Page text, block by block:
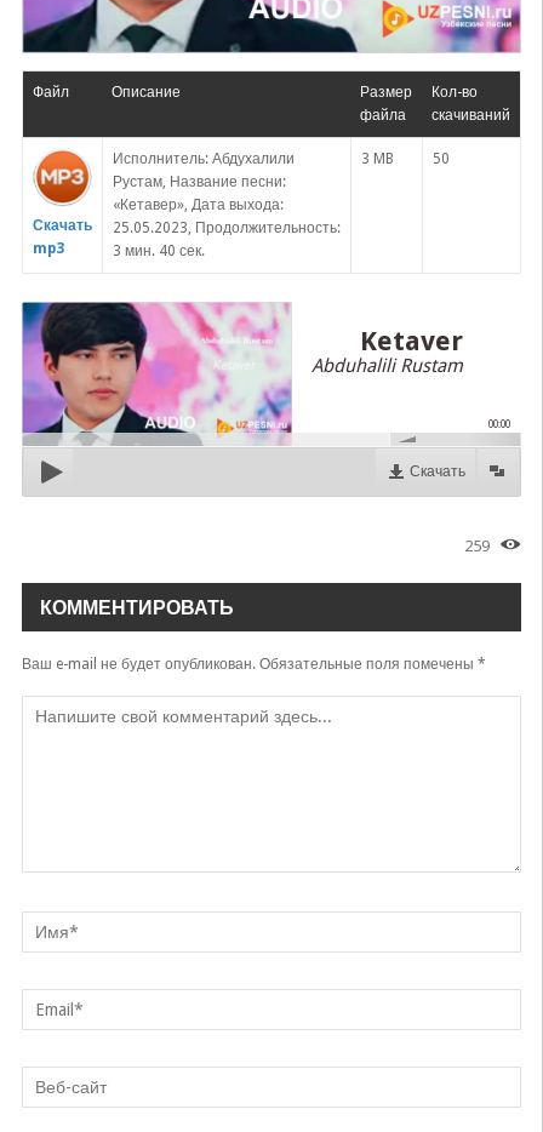
Файл Описание
Размер
файла
Кол-во
скачиваний
Скачать
mp3
Исполнитель: Абдухалили
Рустам, Название песни:
«Кетавер», Дата выхода:
25.05.2023, Продолжительность:
3 мин. 40 сек.
3 MB 50
Ketaver
Abduhalili Rustam
00:00
Скачать
259
КОММЕНТИРОВАТЬ
Ваш e-mail не будет опубликован.Обязательные поля помечены *